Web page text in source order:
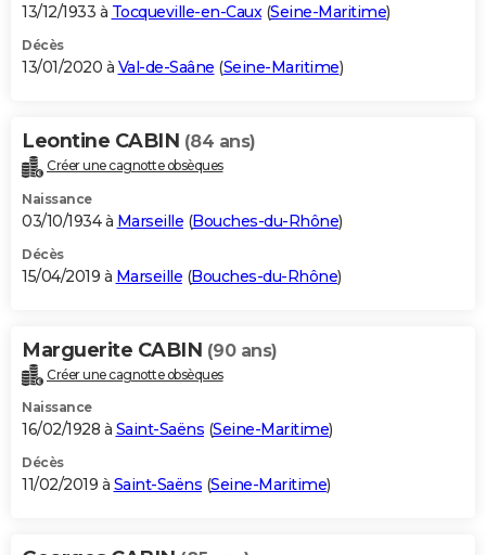
13/12/1933 à Tocqueville-en-Caux(Seine-Maritime)
Décès
13/01/2020 à Val-de-Saâne (Seine-Maritime)
Leontine CABIN (84 ans)
Créer une cagnotte obsèques
Naissance
03/10/1934 à Marseille (Bouches-du-Rhône)
Décès
15/04/2019 à Marseille (Bouches-du-Rhône)
Marguerite CABIN (90 ans)
Créer une cagnotte obsèques
Naissance
16/02/1928 à Saint-Saëns (Seine-Maritime)
Décès
11/02/2019 à Saint-Saëns (Seine-Maritime)